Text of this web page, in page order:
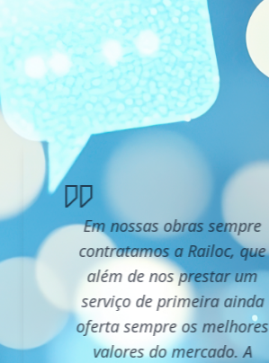
Em nossas obras sempre
contratamos a Railoc, que
além de nos prestar um
serviço de primeira ainda
oferta sempre os melhores
valores do mercado. A